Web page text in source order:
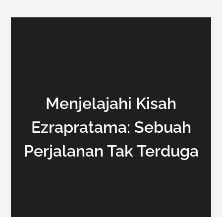
Menjelajahi Kisah
Ezrapratama: Sebuah
Perjalanan Tak Terduga